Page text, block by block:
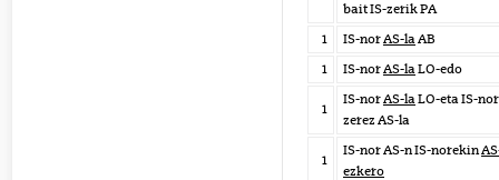
bait IS-zerik PA
1
IS-norAS-laAB
1
IS-norAS-laLO-edo
1
IS-norAS-laLO-eta IS-
zerez AS-la
1
IS-nor AS-n IS-norekin
ezkero